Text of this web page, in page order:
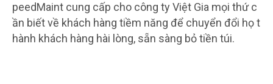
peedMaint cung cấp cho công ty Việt Gia mọi thứ c
ần biết về khách hàng tiềm năng để chuyển đổi họ t
hành khách hàng hài lòng, sẵn sàng bỏ tiền túi.